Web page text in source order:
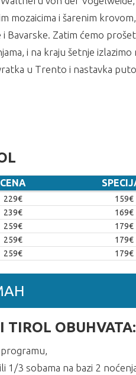
mozaicima i šarenim
Bavarske. Zatim ćemo
i na kraju šetnje izlazimo
u Trento i nastavka
CENA
CENA
229€
159€
239€
169€
259€
179€
259€
179€
259€ 179€
OBUHVATA:
3 sobama na bazi 2